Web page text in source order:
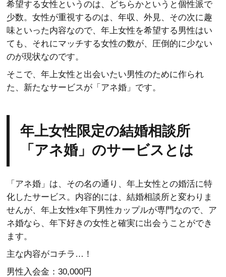
希望する女性というのは、どちらかというと個性派で
少数。女性が重視するのは、年収、外見、その次に趣
味といった内容なので、年上女性を希望する男性はい
ても、それにマッチする女性の数が、圧倒的に少ない
のが現状なのです。
そこで、年上女性と出会いたい男性のために作られ
た、新たなサービスが「アネ婚」です。
年上女性限定の結婚相談所
「アネ婚」のサービスとは
「アネ婚」は、その名の通り、年上女性との婚活に特
化したサービス。内容的には、結婚相談所と変わりま
せんが、年上女性x年下男性カップルが専門なので、ア
ネ婚なら、年下好きの女性と確実に出会うことができ
ます。
主な内容がコチラ…！
男性入会金：30,000円